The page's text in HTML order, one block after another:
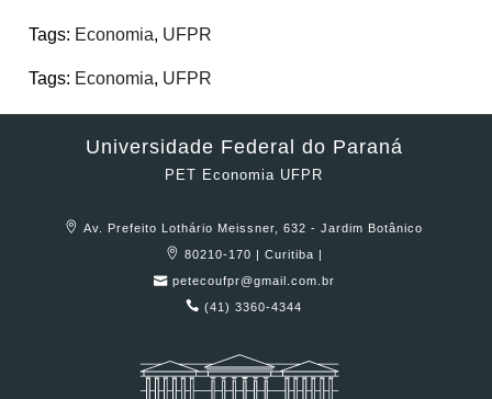
Tags: Economia, UFPR
Tags: Economia, UFPR
Universidade Federal do Paraná
PET Economia UFPR
Av. Prefeito Lothário Meissner, 632 - Jardim Botânico
80210-170 | Curitiba |
petecoufpr@gmail.com.br
(41) 3360-4344